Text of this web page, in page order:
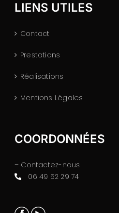
LIENS UTILES
Contact
Prestations
Réalisations
Mentions Légales
COORDONNÉES
– Contactez-nous
06 49 52 29 74